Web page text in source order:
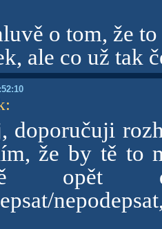
o tom, že
ale co už tak
:
doporučuji
že by tě to
opět